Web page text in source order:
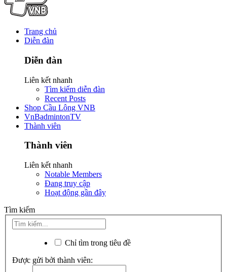
Trang chủ
Diễn đàn
Diễn đàn
Liên kết nhanh
Tìm kiếm diễn đàn
Recent Posts
Shop Cầu Lông VNB
VnBadmintonTV
Thành viên
Thành viên
Liên kết nhanh
Notable Members
Đang truy cập
Hoạt động gần đây
Tìm kiếm
Chỉ tìm trong tiêu đề
Được gửi bởi thành viên: